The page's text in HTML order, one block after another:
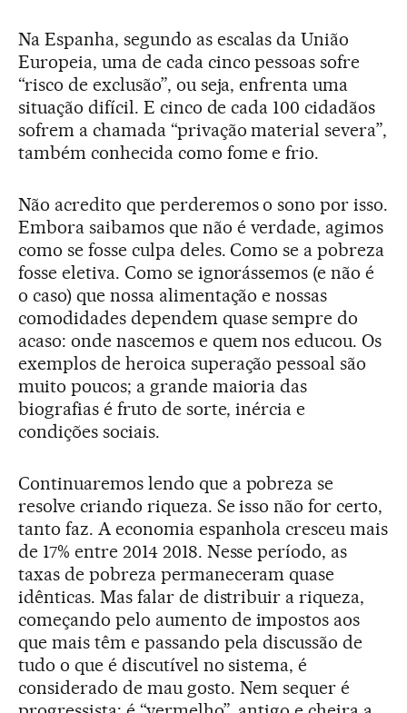
Na Espanha, segundo as escalas da União
Europeia, uma de cada cinco pessoas sofre
“risco de exclusão”, ou seja, enfrenta uma
situação difícil. E cinco de cada 100 cidadãos
sofrem a chamada “privação material severa”,
também conhecida como fome e frio.
Não acredito que perderemos o sono por isso.
Embora saibamos que não é verdade, agimos
como se fosse culpa deles. Como se a pobreza
fosse eletiva. Como se ignorássemos (e não é
o caso) que nossa alimentação e nossas
comodidades dependem quase sempre do
acaso: onde nascemos e quem nos educou. Os
exemplos de heroica superação pessoal são
muito poucos; a grande maioria das
biografias é fruto de sorte, inércia e
condições sociais.
Continuaremos lendo que a pobreza se
resolve criando riqueza. Se isso não for certo,
tanto faz. A economia espanhola cresceu mais
de 17% entre 2014 2018. Nesse período, as
taxas de pobreza permaneceram quase
idênticas. Mas falar de distribuir a riqueza,
começando pelo aumento de impostos aos
que mais têm e passando pela discussão de
tudo o que é discutível no sistema, é
considerado de mau gosto. Nem sequer é